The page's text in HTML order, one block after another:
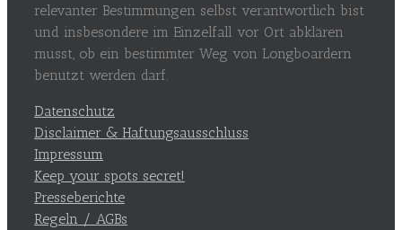
relevanter Bestimmungen selbst verantwortlich bist
und insbesondere im Einzelfall vor Ort abklären
musst, ob ein bestimmter Weg von Longboardern
benutzt werden darf.
Datenschutz
Disclaimer & Haftungsausschluss
Impressum
Keep your spots secret!
Presseberichte
Regeln / AGBs